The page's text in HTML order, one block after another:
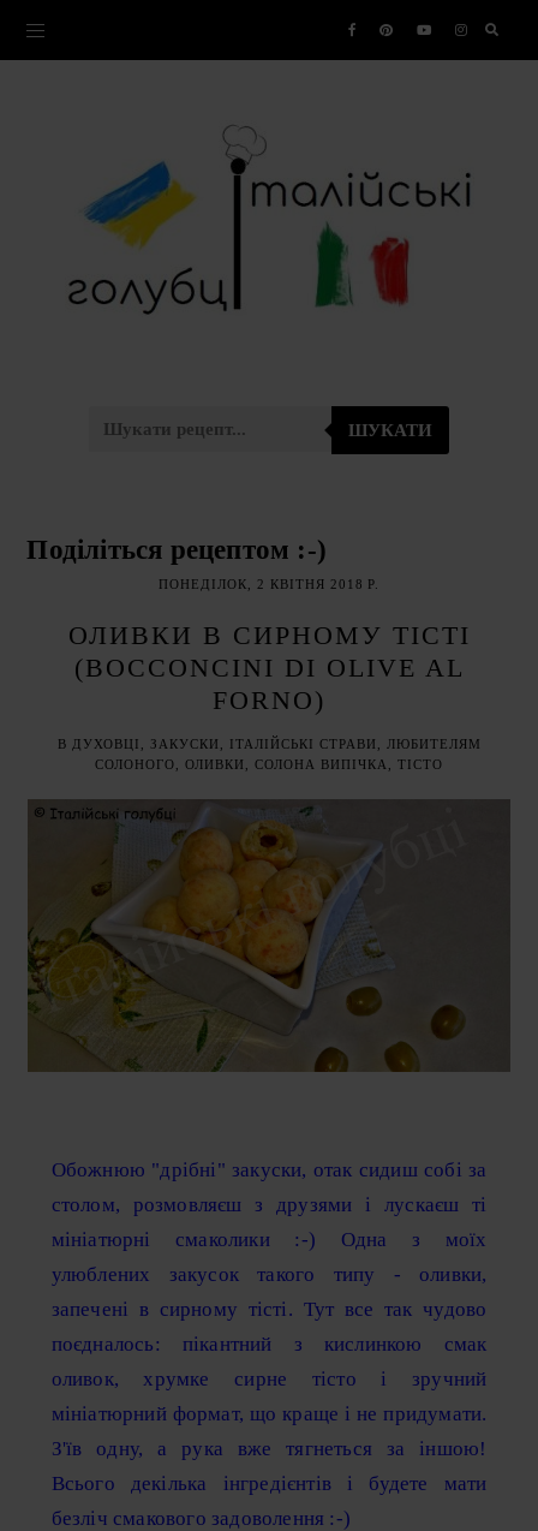
ШУКАТИ
Поділіться рецептом :-)
ПОНЕДІЛОК, 2 КВІТНЯ 2018 Р.
ОЛИВКИ В СИРНОМУ ТІСТІ
(BOCCONCINI DI OLIVE AL
FORNO)
В ДУХОВЦІ ЗАКУСКИ ІТАЛІЙСЬКІ СТРАВИ
ЛЮБИТЕЛЯМ
СОЛОНОГО
ОЛИВКИ СОЛОНА ВИПІЧКА ТІСТО
Обожнюю "дрібні" закуски, отак сидиш собі за
столом, розмовляєш з друзями і лускаєш ті
мініатюрні смаколики :-) Одна з моїх
улюблених закусок такого типу - оливки,
запечені в сирному тісті. Тут все так чудово
поєдналось: пікантний з кислинкою смак
оливок, хрумке сирне тісто і зручний
мініатюрний формат, що краще і не придумати.
З'їв одну, а рука вже тягнеться за іншою!
Всього декілька інгредієнтів і будете мати
безліч смакового задоволення :-)